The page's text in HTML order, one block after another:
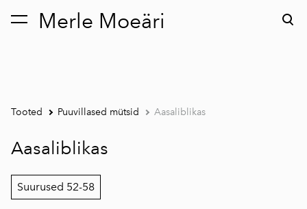
Merle Moeäri
lisati ostukorvi. Vaata ostukorvi
Tooted Puuvillased mütsid Aasaliblikas
Aasaliblikas
Suurused 52-58